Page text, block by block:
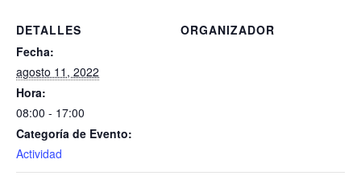
DETALLES
Fecha:
agosto 11, 2022
Hora:
08:00 - 17:00
Categoría de Evento:
Actividad
ORGANIZADOR